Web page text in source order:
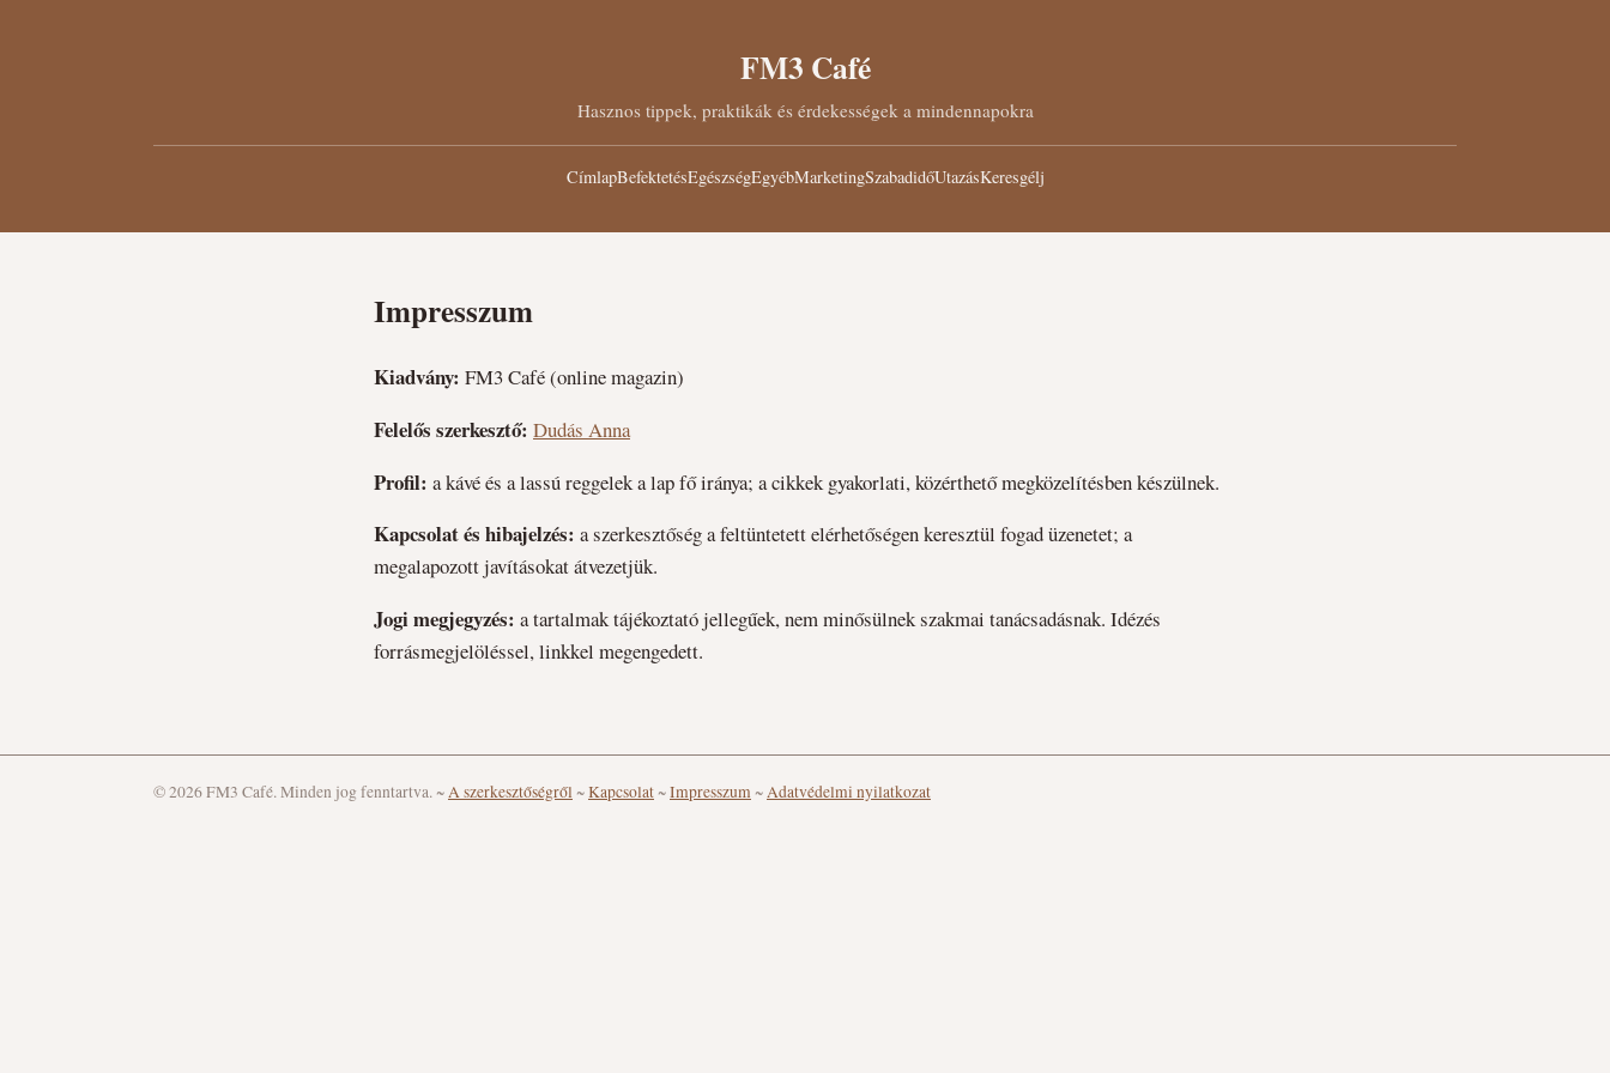
FM3 Café
Hasznos tippek, praktikák és érdekességek a mindennapokra
CímlapBefektetésEgészségEgyébMarketingSzabadidőUtazásKeresgélj
Impresszum
Kiadvány: FM3 Café (online magazin)
Felelős szerkesztő: Dudás Anna
Profil: a kávé és a lassú reggelek a lap fő iránya; a cikkek gyakorlati, közérthető megközelítésben készülnek.
Kapcsolat és hibajelzés: a szerkesztőség a feltüntetett elérhetőségen keresztül fogad üzenetet; a
megalapozott javításokat átvezetjük.
Jogi megjegyzés: a tartalmak tájékoztató jellegűek, nem minősülnek szakmai tanácsadásnak. Idézés
forrásmegjelöléssel, linkkel megengedett.
© 2026 FM3 Café. Minden jog fenntartva. ~A szerkesztőségről ~Kapcsolat ~Impresszum ~Adatvédelmi nyilatkozat